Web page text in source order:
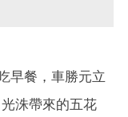
早餐，車勝元立
洙帶來的五花